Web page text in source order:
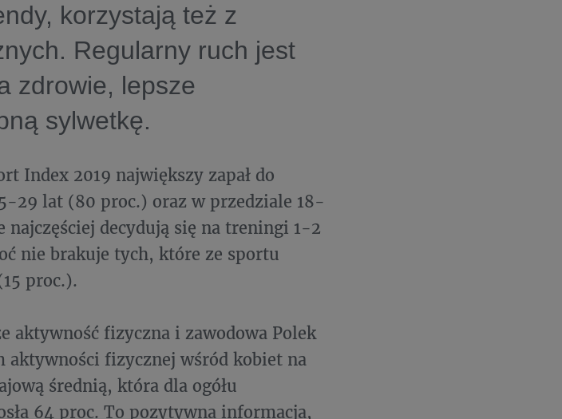
korzystają też z
Regularny ruch jest
zdrowie, lepsze
sylwetkę.
Index 2019 największy zapał do
29 lat (80 proc.) oraz w przedziale 18-
decydują się na treningi 1-2
nie brakuje tych, które ze sportu
proc.).
aktywność fizyczna i zawodowa Polek
aktywności fizycznej wśród kobiet na
średnią, która dla ogółu
64 proc. To pozytywna informacja,